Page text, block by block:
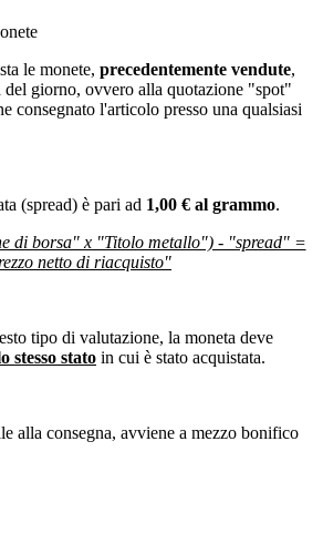
le monete, precedentemente vendute,
del giorno, ovvero alla quotazione "spot"
consegnato l'articolo presso una qualsiasi
(spread) è pari ad 1,00 € al grammo.
di borsa" x "Titolo metallo") - "spread" =
netto di riacquisto"
tipo di valutazione, la moneta deve
stesso stato in cui è stato acquistata.
alla consegna, avviene a mezzo bonifico